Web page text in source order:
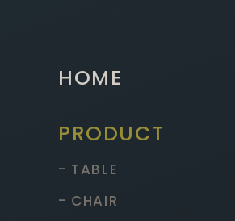
HOME
PRODUCT
- TABLE
- CHAIR